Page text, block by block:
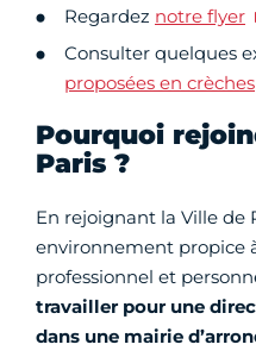
Regardez notre flyer
Consulter quelques
proposées en crèches
Pourquoi
Paris ?
En rejoignant la Ville de
environnement propice
professionnel et
travailler pour une
dans une mairie